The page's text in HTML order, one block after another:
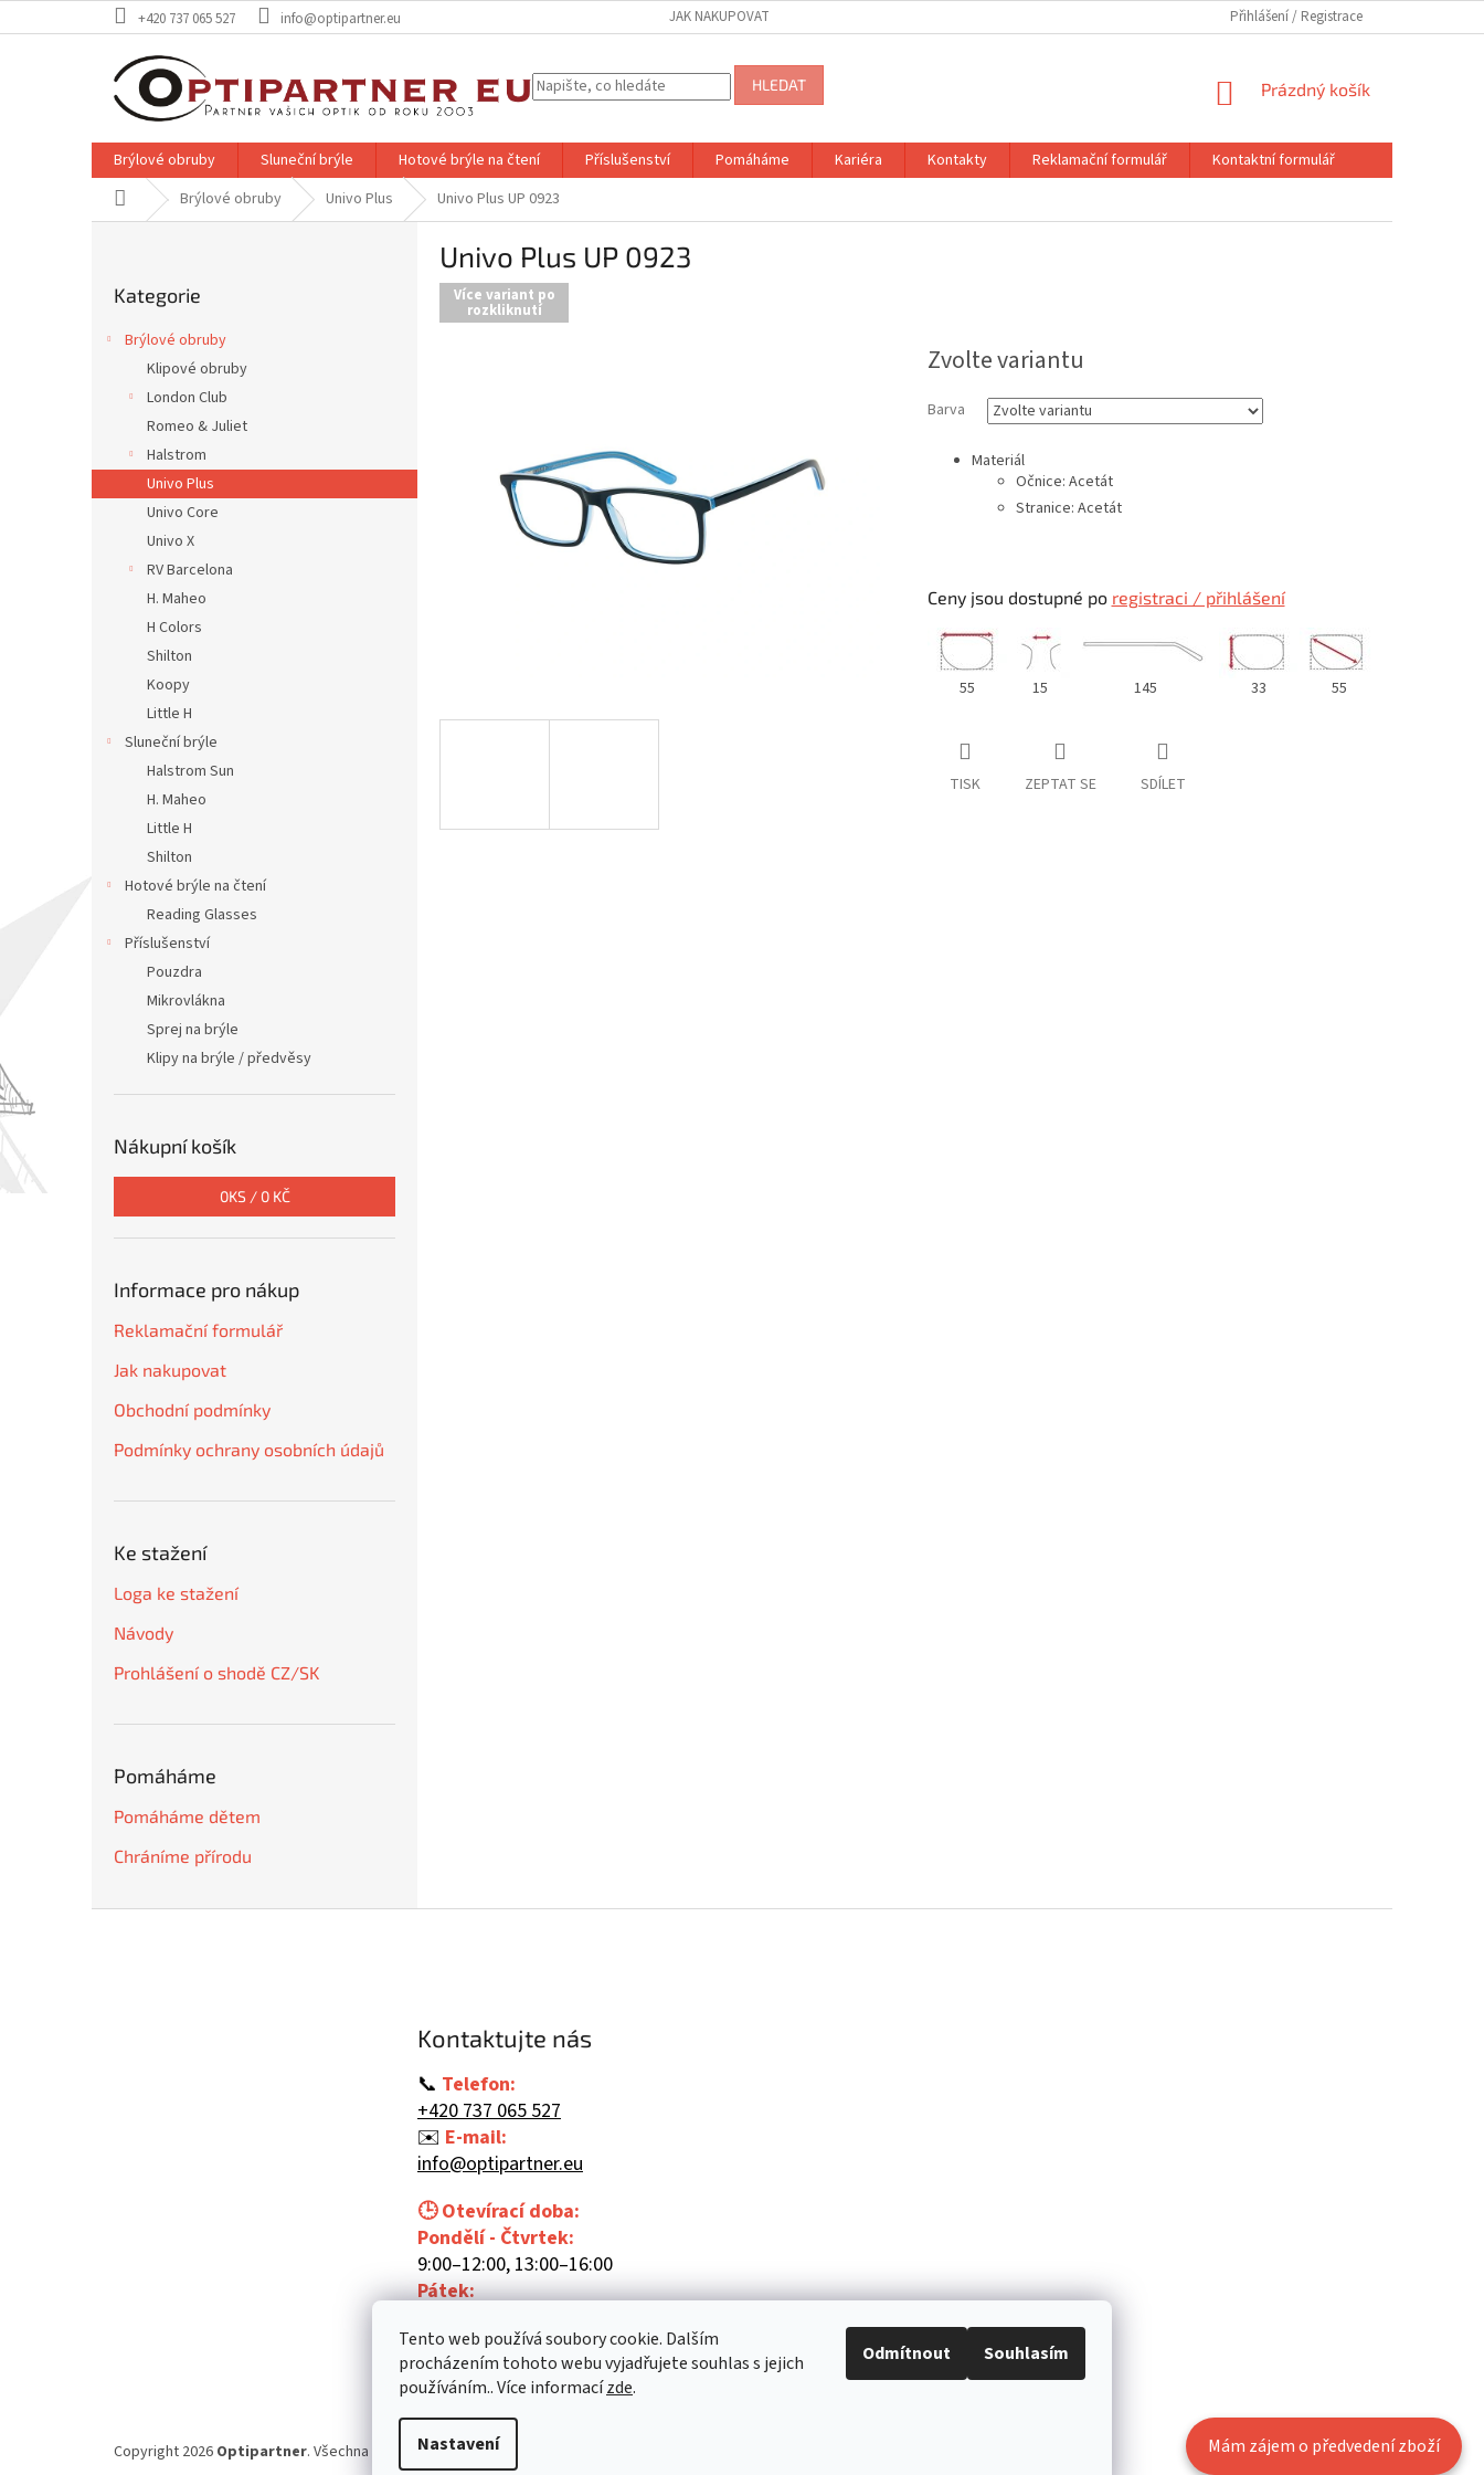
Mám zájem o předvedení zboží
Tento web používá soubory cookie. Dalším
procházením tohoto webu vyjadřujete souhlas s jejich
používáním.. Více informacízde.
Nastavení
Odmítnout Souhlasím
na
+420 737 065 527 info@optipartner.eu JAK NAKUPOVAT Přihlášení
HLEDAT
NÁKUPNÍ
Prázdný košík
Brýlové obruby Sluneční brýle Hotové brýle na čtení Příslušenství Pomáháme Kariéra Kontakty Reklamační formulář
Kontaktní formulář
Domů Brýlové obruby Univo Plus Univo Plus UP 0923
a
n
kategorie
Kategorie
Brýlové obruby
Klipové obruby
London Club
Romeo & Juliet
Halstrom
Univo Plus
Univo Core
Univo X
RV Barcelona
H. Maheo
H Colors
Shilton
Koopy
Little H
Sluneční brýle
Halstrom Sun
H. Maheo
Little H
Shilton
Hotové brýle na čtení
Reading Glasses
Příslušenství
Pouzdra
Mikrovlákna
Sprej na brýle
Klipy na brýle / předvěsy
Nákupní košík
0KS / 0 KČ
Informace pro nákup
Reklamační formulář
Jak nakupovat
Obchodní podmínky
Podmínky ochrany osobních údajů
Ke stažení
Loga ke stažení
Návody
Prohlášení o shodě CZ/SK
Pomáháme
Pomáháme dětem
Chráníme přírodu
Univo Plus UP 0923
Více variant po
rozkliknutí
Zvolte variantu
Barva
Materiál
Očnice: Acetát
Stranice: Acetát
Ceny jsou dostupné po registraci / přihlášení
55 15 145 33 55
TISK ZEPTAT SE SDÍLET
Kontaktujte nás
📞 Telefon:
+420 737 065 527
✉️ E-mail:
info@optipartner.eu
🕒 Otevírací doba:
Pondělí - Čtvrtek:
9:00–12:00, 13:00–16:00
Pátek:
Vytvořil Shoptet
Copyright 2026 Optipartner. Všechna práva vyhrazena.Upravit nastavení cookies